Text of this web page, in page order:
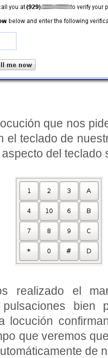
que nos
el teclado de
del teclado
realizado el
bien
locución
que veremos
de